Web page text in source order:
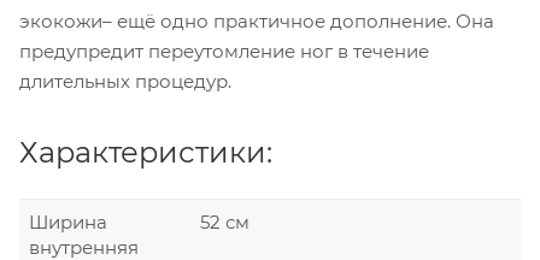
экокожи– ещё одно практичное дополнение. Она
предупредит переутомление ног в течение
длительных процедур.
Характеристики:
Ширина
внутренняя
52 см